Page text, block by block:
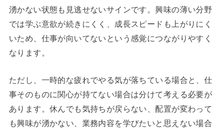
湧かない状態も見逃せないサインです。興味の薄い分野
では学ぶ意欲が続きにくく、成長スピードも上がりにく
いため、仕事が向いてないという感覚につながりやすく
なります。
ただし、一時的な疲れでやる気が落ちている場合と、仕
事そのものに関心が持てない場合は分けて考える必要が
あります。休んでも気持ちが戻らない、配置が変わって
も興味が湧かない、業務内容を学びたいと思えない場合